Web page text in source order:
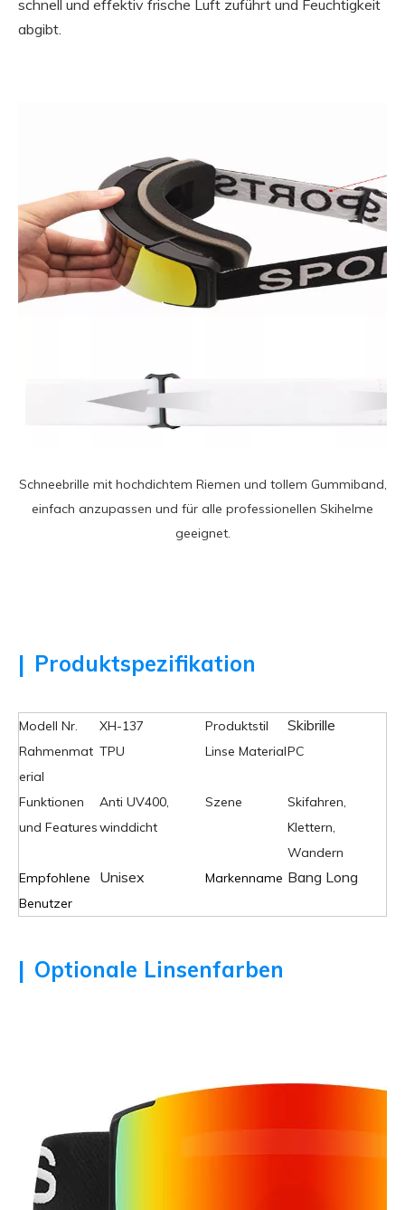
schnell und effektiv frische Luft zuführt und Feuchtigkeit
abgibt.
Schneebrille mit hochdichtem Riemen und tollem Gummiband,
einfach anzupassen und für alle professionellen Skihelme
geeignet.
| Produktspezifikation
Modell Nr. XH-137 Produktstil Skibrille
Rahmenmat
erial
TPU Linse MaterialPC
Funktionen
und Features
Anti UV400,
winddicht
Szene
Skifahren,
Klettern,
Wandern
Empfohlene
Benutzer
Unisex Markenname Bang Long
| Optionale Linsenfarben